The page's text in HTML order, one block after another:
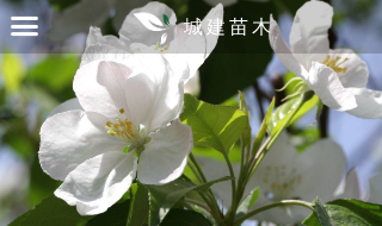
끀
首页
关于
承诺
案例
城建苗木